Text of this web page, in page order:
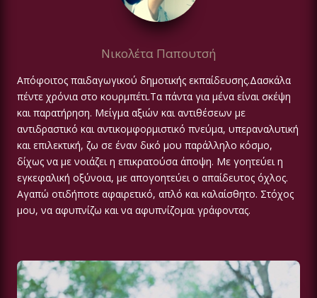
Νικολέτα Παπουτσή
Απόφοιτος παιδαγωγικού δημοτικής εκπαίδευσης.Δασκάλα
πέντε χρόνια στο κουρμπέτι.Τα πάντα για μένα είναι σκέψη
και παρατήρηση. Μείγμα αξιών και αντιθέσεων με
αντιδραστικό και αντικομφορμιστικό πνεύμα, υπεραναλυτική
και επιλεκτική, ζω σε έναν δικό μου παράλληλο κόσμο,
δίχως να με νοιάζει η επικρατούσα άποψη. Με γοητεύει η
εγκεφαλική οξύνοια, με απογοητεύει ο απαίδευτος όχλος.
Αγαπώ οτιδήποτε αφαιρετικό, απλό και καλαίσθητο. Στόχος
μου, να αφυπνίζω και να αφυπνίζομαι γράφοντας.